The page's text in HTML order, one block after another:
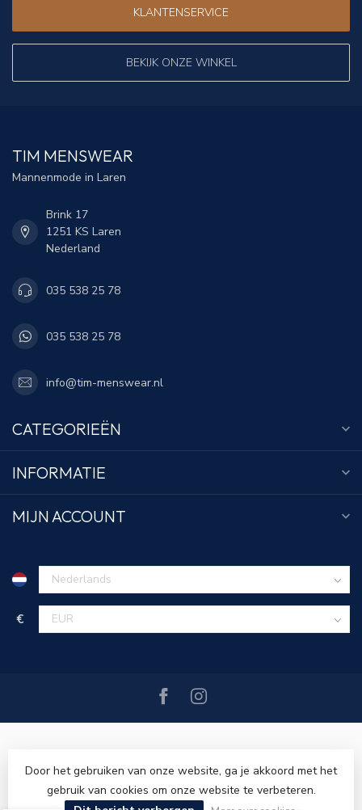
KLANTENSERVICE
BEKIJK ONZE WINKEL
TIM MENSWEAR
Mannenmode in Laren
Brink 17
1251 KS Laren
Nederland
035 538 25 78
035 538 25 78
info@tim-menswear.nl
CATEGORIEËN
INFORMATIE
MIJN ACCOUNT
€
© Copyright 2026 Tim Menswear - Powered byLightspeed
Door het gebruiken van onze website, ga je akkoord met het
gebruik van cookies om onze website te verbeteren.